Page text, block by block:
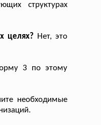
структурах
целях? Нет, это
3 по этому
необходимые